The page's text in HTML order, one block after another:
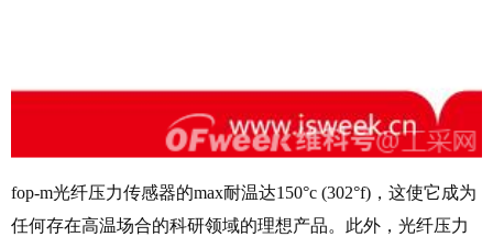
fop-m光纤压力传感器的max耐温达150°c (302°f)，这使它成为
任何存在高温场合的科研领域的理想产品。此外，光纤压力